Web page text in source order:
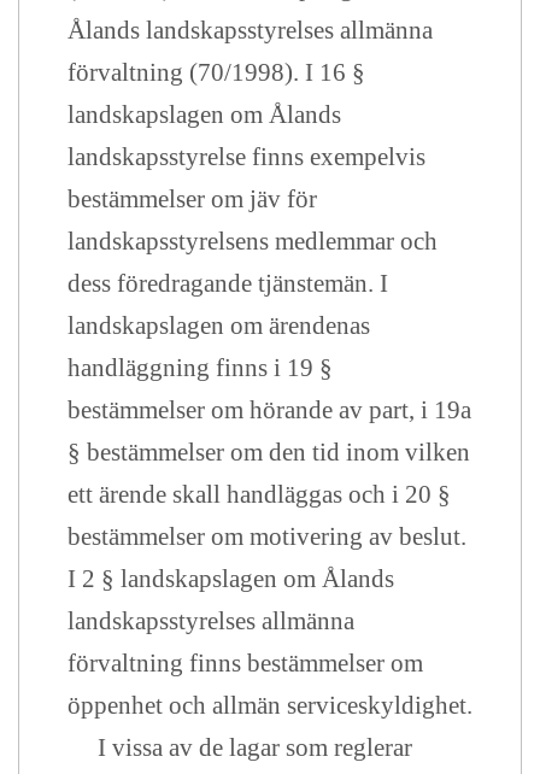
Ålands landskapsstyrelses allmänna
förvaltning (70/1998). I 16 §
landskapslagen om Ålands
landskapsstyrelse finns exempelvis
bestämmelser om jäv för
landskapsstyrelsens medlemmar och
dess föredragande tjänstemän. I
landskapslagen om ärendenas
handläggning finns i 19 §
bestämmelser om hörande av part, i 19a
§ bestämmelser om den tid inom vilken
ett ärende skall handläggas och i 20 §
bestämmelser om motivering av beslut.
I 2 § landskapslagen om Ålands
landskapsstyrelses allmänna
förvaltning finns bestämmelser om
öppenhet och allmän serviceskyldighet.
I vissa av de lagar som reglerar